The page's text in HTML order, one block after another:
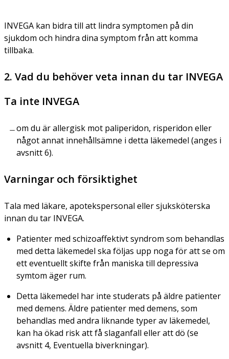
INVEGA kan bidra till att lindra symptomen på din
sjukdom och hindra dina symptom från att komma
tillbaka.
2. Vad du behöver veta innan du tar INVEGA
Ta inte INVEGA
om du är allergisk mot paliperidon, risperidon eller
något annat innehållsämne i detta läkemedel (anges i
avsnitt 6).
Varningar och försiktighet
Tala med läkare, apotekspersonal eller sjuksköterska
innan du tar INVEGA.
Patienter med schizoaffektivt syndrom som behandlas
med detta läkemedel ska följas upp noga för att se om
ett eventuellt skifte från maniska till depressiva
symtom äger rum.
Detta läkemedel har inte studerats på äldre patienter
med demens. Äldre patienter med demens, som
behandlas med andra liknande typer av läkemedel,
kan ha ökad risk att få slaganfall eller att dö (se
avsnitt 4, Eventuella biverkningar).